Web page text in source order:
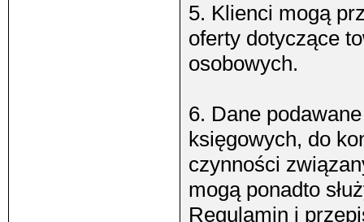
5. Klienci mogą
oferty dotyczące
osobowych.
6. Dane
księgowych, do
czynności
mogą ponadto
Regulamin i